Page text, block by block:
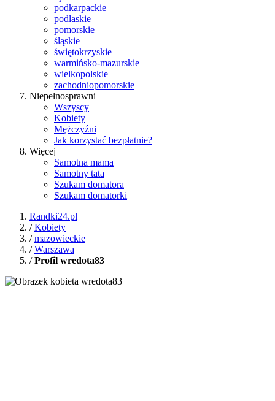
podkarpackie
podlaskie
pomorskie
śląskie
świętokrzyskie
warmińsko-mazurskie
wielkopolskie
zachodniopomorskie
Niepełnosprawni
Wszyscy
Kobiety
Mężczyźni
Jak korzystać bezpłatnie?
Więcej
Samotna mama
Samotny tata
Szukam domatora
Szukam domatorki
Randki24.pl
/Kobiety
/mazowieckie
/Warszawa
/Profil wredota83